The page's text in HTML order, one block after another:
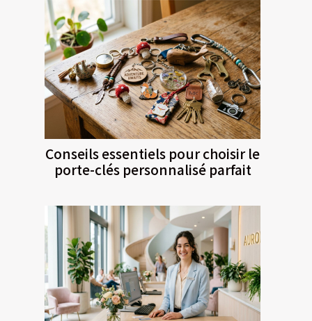
Conseils essentiels pour choisir le
porte-clés personnalisé parfait